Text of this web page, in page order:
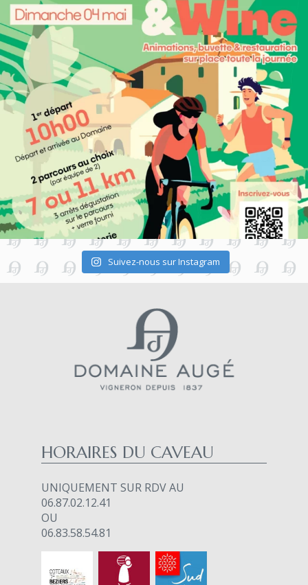
Suivez-nous sur Instagram
HORAIRES DU CAVEAU
UNIQUEMENT SUR RDV AU
06.87.02.12.41
OU
06.83.58.54.81